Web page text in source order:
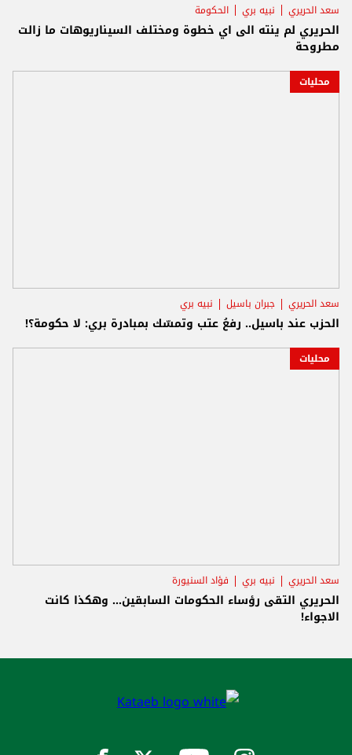
سعد الحريري نبيه بري الحكومة
الحريري لم ينته الى اي خطوة ومختلف السيناريوهات ما زالت
مطروحة
محليات
سعد الحريري جبران باسيل نبيه بري
الحزب عند باسيل.. رفعُ عتب وتمسّك بمبادرة بري: لا حكومة؟!
محليات
سعد الحريري نبيه بري فؤاد السنيورة
الحريري التقى رؤساء الحكومات السابقين... وهكذا كانت
الاجواء!